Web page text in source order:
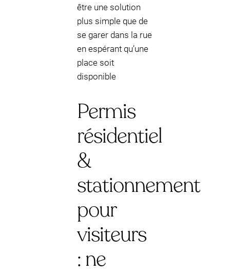
être une solution
plus simple que de
se garer dans la rue
en espérant qu’une
place soit
disponible
Permis
résidentiel
&
stationnement
pour
visiteurs
: ne